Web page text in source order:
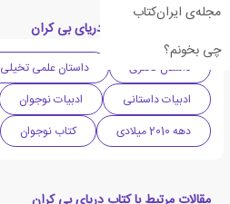
مجله‌ی ایران‌کتاب
چی بخونم؟
دسته بندی های کتاب دریای بی کران
داستان فانتزی داستان علمی تخیلی
ادبیات داستانی
ادبیات نوجوان
دهه 2010 میلادی
کتاب نوجوان